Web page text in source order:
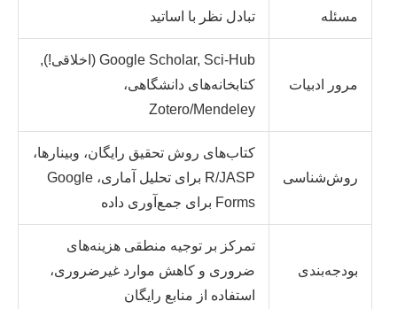
مسئله
تبادل نظر با اساتید
مرور ادبیات
Google Scholar, Sci-Hub (اخلاقی!),
کتابخانه‌های دانشگاهی،
Zotero/Mendeley
روش‌شناسی
کتاب‌های روش تحقیق رایگان، وبینارها،
R/JASP برای تحلیل آماری، Google
Forms برای جمع‌آوری داده
بودجه‌بندی
تمرکز بر توجیه منطقی هزینه‌های
ضروری و کاهش موارد غیرضروری،
استفاده از منابع رایگان